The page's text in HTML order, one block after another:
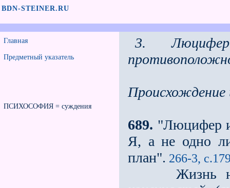
BDN-STEINER.RU
Главная
Предметный указатель
ПСИХОСОФИЯ = суждения
3.
689. "Люцифер
Я, а не одно
план". 266-3,
Жизнь